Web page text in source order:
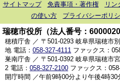
サイトマップ 免責事項・著作権 リン
の使い方
プライバシーポリ
瑞穂市役所（法人番号：
穂積庁舎 ／ 〒501-0293 岐阜県瑞穂市
地 電話： 058-327-4111 ファックス：
巣南庁舎 ／ 〒501-0392 岐阜県瑞穂市
2 電話： 058-327-2100 ファックス：
開庁時間 ／午前9時00分より午後4時30